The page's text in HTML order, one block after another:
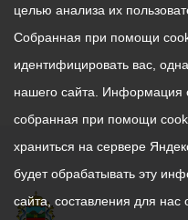
целью анализа их
Собранная при помощи
идентифицировать вас,
нашего сайта. Информация
собранная при помощи
храниться на сервере
будет обрабатывать эту
сайта, составления для нас